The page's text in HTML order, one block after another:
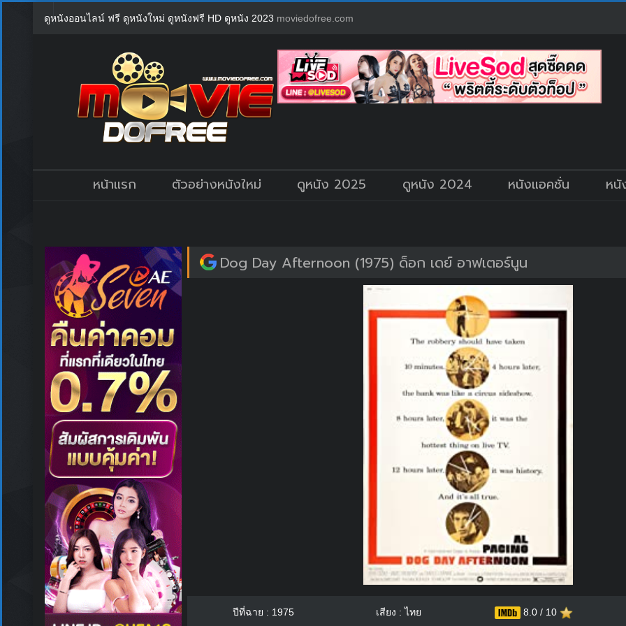
ดูหนังออนไลน์ ฟรี ดูหนังใหม่ ดูหนังฟรี HD ดูหนัง 2023 moviedofree.com
หน้าแรก ตัวอย่างหนังใหม่ ดูหนัง 2025 ดูหนัง 2024 หนังแอคชั่น หนั
Dog Day Afternoon (1975) ด็อก เดย์ อาฟเตอร์นูน
ปีที่ฉาย : 1975 เสียง : ไทย 8.0 / 10